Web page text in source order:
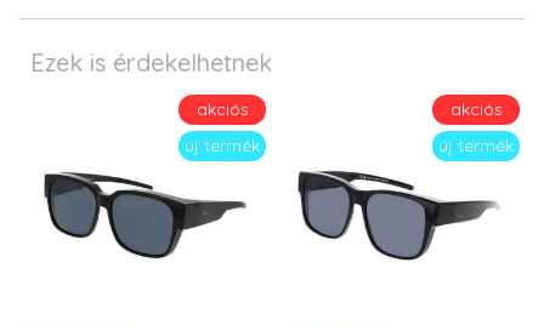
Ezek is érdekelhetnek
akciós
új termék
akciós
új termék